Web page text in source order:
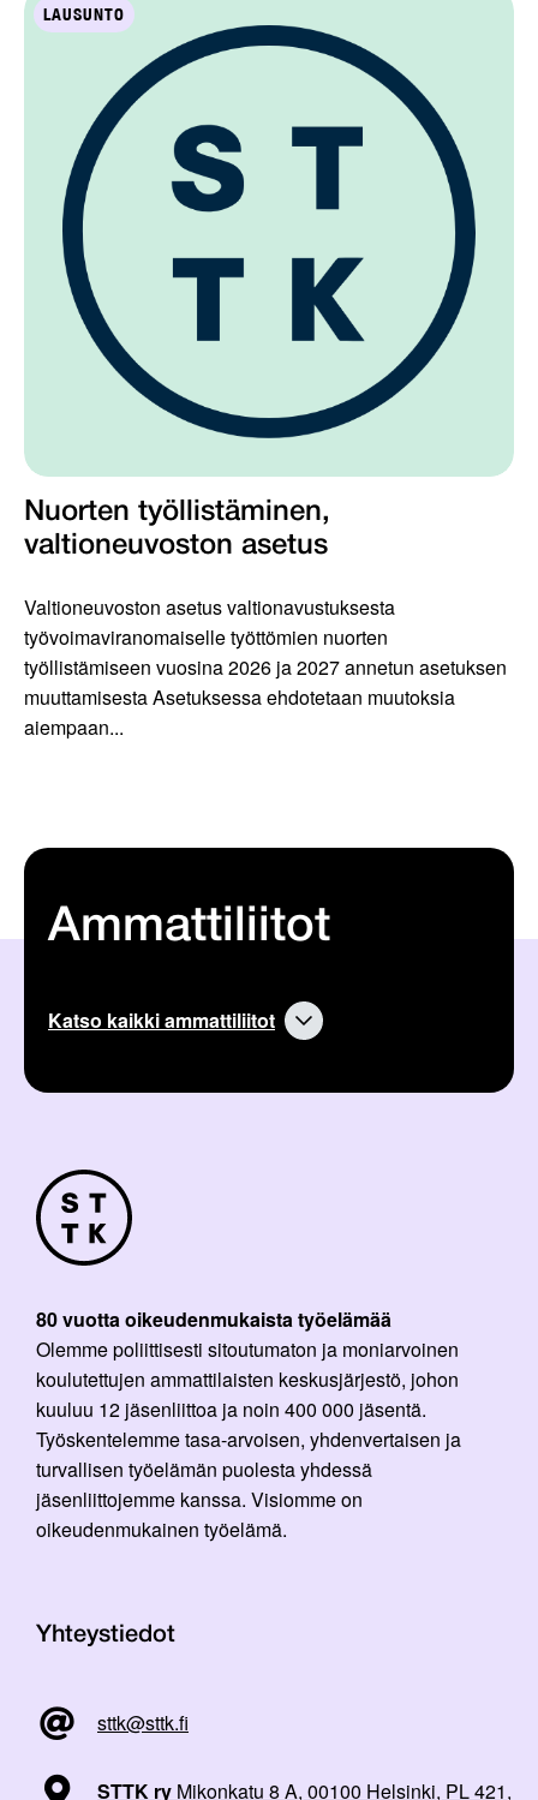
LAUSUNTO
Nuorten työllistäminen,
valtioneuvoston asetus
Valtioneuvoston asetus valtionavustuksesta
työvoimaviranomaiselle työttömien nuorten
työllistämiseen vuosina 2026 ja 2027 annetun asetuksen
muuttamisesta Asetuksessa ehdotetaan muutoksia
aiempaan...
Ammattiliitot
Katso kaikki ammattiliitot
80 vuotta oikeudenmukaista työelämää
Olemme poliittisesti sitoutumaton ja moniarvoinen
koulutettujen ammattilaisten keskusjärjestö, johon
kuuluu 12 jäsenliittoa ja noin 400 000 jäsentä.
Työskentelemme tasa-arvoisen, yhdenvertaisen ja
turvallisen työelämän puolesta yhdessä
jäsenliittojemme kanssa. Visiomme on
oikeudenmukainen työelämä.
Yhteystiedot
sttk@sttk.fi
STTK ry Mikonkatu 8 A, 00100 Helsinki, PL 421,